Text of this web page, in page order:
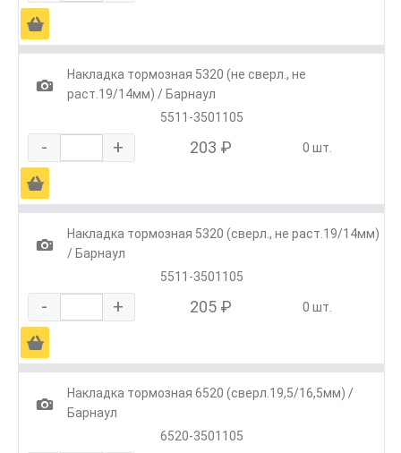
Ä
1
Накладка тормозная 5320 (не сверл., не
раст.19/14мм) / Барнаул
5511-3501105
- + 203 ₽ 0 шт.
Ä
1
Накладка тормозная 5320 (сверл., не раст.19/14мм)
/ Барнаул
5511-3501105
- + 205 ₽ 0 шт.
Ä
1
Накладка тормозная 6520 (сверл.19,5/16,5мм) /
Барнаул
6520-3501105